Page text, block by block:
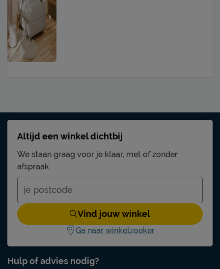
Hulp of advies nodig?
Altijd een winkel dichtbij
We staan graag voor je klaar, met of zonder
afspraak.
Vind jouw winkel
Ga naar winkelzoeker